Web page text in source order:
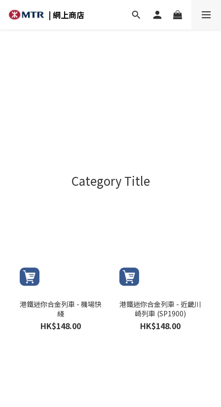
| 網上商店
Category Title
港鐵迷你合金列車 - 機場快
綫
HK$148.00
港鐵迷你合金列車 - 近畿川
崎列車 (SP1900)
HK$148.00